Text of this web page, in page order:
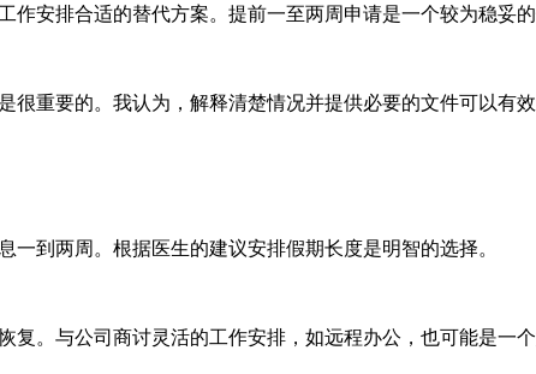
作安排合适的替代方案。提前一至两周申请是一个较为稳妥
很重要的。我认为，解释清楚情况并提供必要的文件可以有
一到两周。根据医生的建议安排假期长度是明智的选择。
复。与公司商讨灵活的工作安排，如远程办公，也可能是一个